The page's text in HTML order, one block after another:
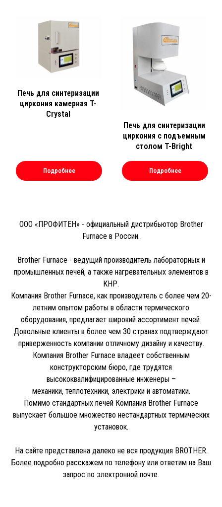
Печь для синтеризации
циркония камерная T-
Crystal
Подробнее
Печь для синтеризации
циркония с подъемным
столом T-Bright
Подробнее
ООО «ПРОФИТЕН» - официальный дистрибьютор Brother
Furnace в России.
Brother Furnace - ведущий производитель лабораторных и
промышленных печей, а также нагревательных элементов в
КНР.
Компания Brother Furnace, как производитель с более чем 20-
летним опытом работы в области термического
оборудования, предлагает широкий ассортимент печей.
Довольные клиенты в более чем 30 странах подтверждают
приверженность компании отличному дизайну и качеству.
Компания Brother Furnace владеет собственным
конструкторским бюро, где трудятся
высококвалифицированные инженеры –
механики, теплотехники, электрики и автоматики.
Помимо стандартных печей Компания Brother Furnace
выпускает большое множество нестандартных термических
установок.
На сайте представлена далеко не вся продукция BROTHER.
Более подробно расскажем по телефону или ответим на Ваш
запрос по электронной почте.